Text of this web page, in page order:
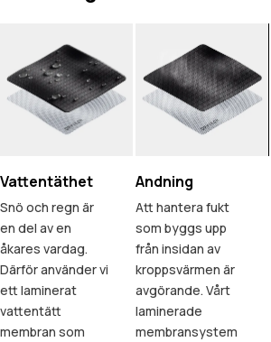
Vattentäthet
Snö och regn är
en del av en
åkares vardag.
Därför använder vi
ett laminerat
vattentätt
membran som
Andning
Att hantera fukt
som byggs upp
från insidan av
kroppsvärmen är
avgörande. Vårt
laminerade
membransystem